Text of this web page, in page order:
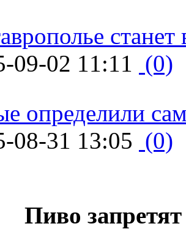
09-02 11:11 (0)
определили
08-31 13:05 (0)
Пиво